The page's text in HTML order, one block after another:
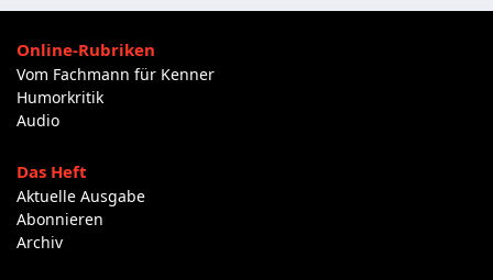
Online-Rubriken
Vom Fachmann für Kenner
Humorkritik
Audio
Das Heft
Aktuelle Ausgabe
Abonnieren
Archiv